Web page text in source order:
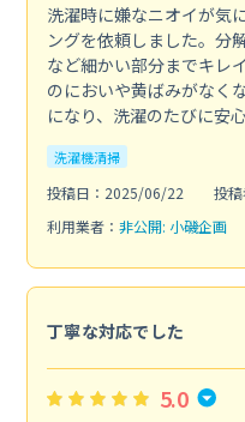
洗濯時に嫌なニオイが気
ングを依頼しました。分
など細かい部分までキレ
のにおいや黄ばみがなく
になり、洗濯のたびに安
洗濯機清掃
投稿日：2025/06/22
投
利用業者： 非公開: 小磯企画
丁寧な対応でした
5.0